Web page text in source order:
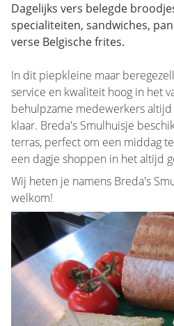
Dagelijks vers belegde
specialiteiten, sandwiches,
verse Belgische frites.
In dit piepkleine maar
service en kwaliteit hoog in het
behulpzame medewerkers
klaar. Breda's Smulhuisje
terras, perfect om een middag
een dagje shoppen in het altijd
Wij heten je namens Breda's
welkom!